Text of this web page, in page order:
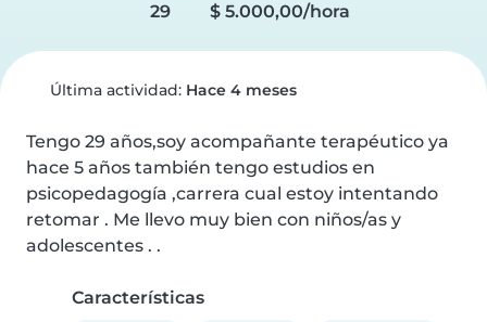
29
$ 5.000,00/hora
Última actividad: Hace 4 meses
Tengo 29 años,soy acompañante terapéutico ya
hace 5 años también tengo estudios en
psicopedagogía ,carrera cual estoy intentando
retomar . Me llevo muy bien con niños/as y
adolescentes . .
Características